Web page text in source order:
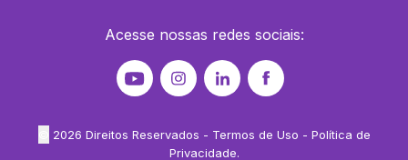
Acesse nossas redes sociais:
2026 Direitos Reservados - Termos de Uso - Política de
Privacidade.